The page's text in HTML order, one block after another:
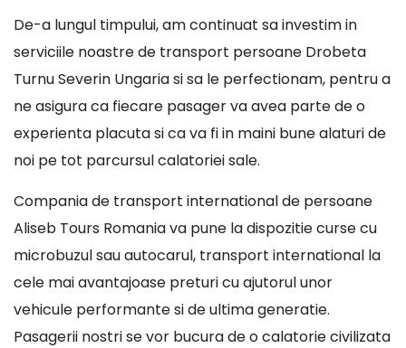
De-a lungul timpului, am continuat sa investim in
serviciile noastre de transport persoane Drobeta
Turnu Severin Ungaria si sa le perfectionam, pentru a
ne asigura ca fiecare pasager va avea parte de o
experienta placuta si ca va fi in maini bune alaturi de
noi pe tot parcursul calatoriei sale.
Compania de transport international de persoane
Aliseb Tours Romania va pune la dispozitie curse cu
microbuzul sau autocarul, transport international la
cele mai avantajoase preturi cu ajutorul unor
vehicule performante si de ultima generatie.
Pasagerii nostri se vor bucura de o calatorie civilizata